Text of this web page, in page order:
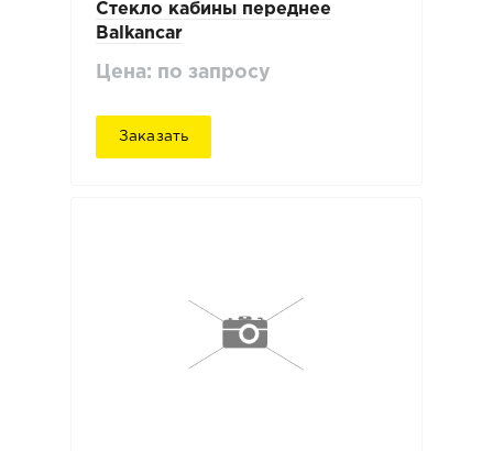
Стекло кабины переднее
Balkancar
Цена: по запросу
Заказать